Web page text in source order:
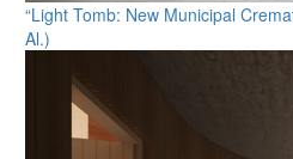
“Light Tomb: New Municipal
Al.)